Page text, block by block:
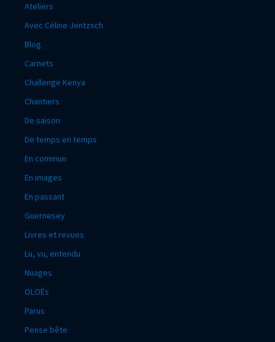
Ateliers
Avec Céline Jentzsch
Blog
Carnets
Challenge Kenya
Chantiers
De saison
De temps en temps
En commun
En images
En passant
Guernesey
Livres et revues
Lu, vu, entendu
Nuages
OLOÉs
Parus
Pense bête